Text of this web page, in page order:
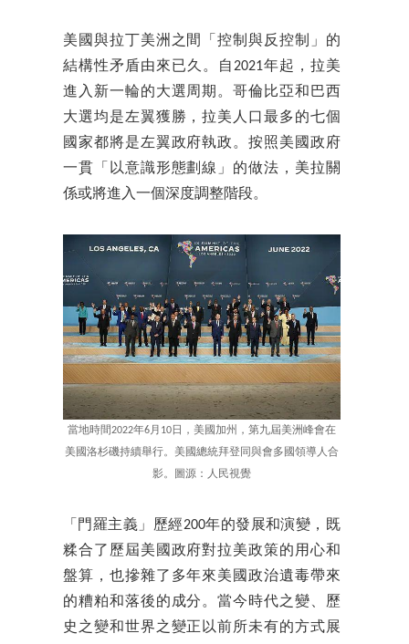
美國與拉丁美洲之間「控制與反控制」的
結構性矛盾由來已久。自2021年起，拉美
進入新一輪的大選周期。哥倫比亞和巴西
大選均是左翼獲勝，拉美人口最多的七個
國家都將是左翼政府執政。按照美國政府
一貫「以意識形態劃線」的做法，美拉關
係或將進入一個深度調整階段。
當地時間2022年6月10日，美國加州，第九屆美洲峰會在
美國洛杉磯持續舉行。美國總統拜登同與會多國領導人合
影。圖源：人民視覺
「門羅主義」歷經200年的發展和演變，既
糅合了歷屆美國政府對拉美政策的用心和
盤算，也摻雜了多年來美國政治遺毒帶來
的糟粕和落後的成分。當今時代之變、歷
史之變和世界之變正以前所未有的方式展